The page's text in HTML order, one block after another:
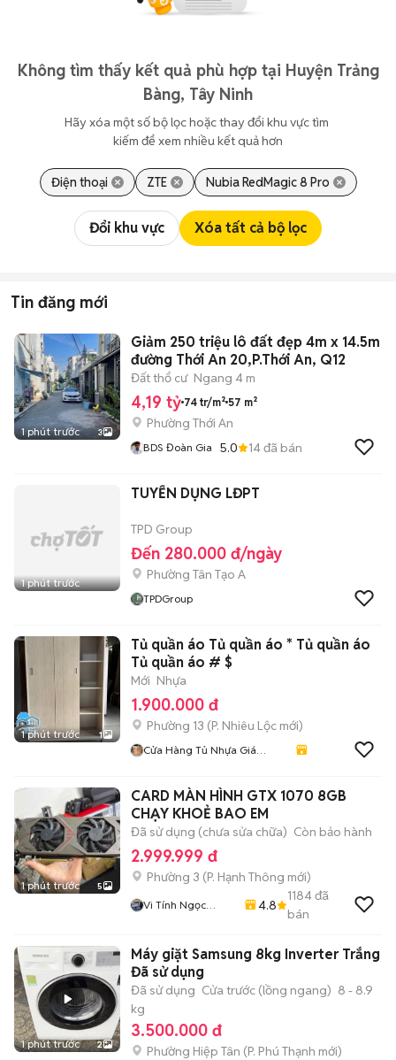
Không tìm thấy kết quả phù hợp tại Huyện Trảng
Bàng, Tây Ninh
Hãy xóa một số bộ lọc hoặc thay đổi khu vực tìm
kiếm để xem nhiều kết quả hơn
Điện thoại ZTE Nubia RedMagic 8 Pro
Đổi khu vực Xóa tất cả bộ lọc
Tin đăng mới
1 phút trước 3
Giảm 250 triệu lô đất đẹp 4m x 14.5m
đường Thới An 20,P.Thới An, Q12
Đất thổ cư Ngang 4 m
4,19 tỷ 74 tr/m² 57 m²
Phường Thới An
BDS Đoàn Gia 5.0 14đã bán
1 phút trước
TUYỂN DỤNG LĐPT
TPD Group
Đến 280.000 đ/ngày
Phường Tân Tạo A
TPDGroup
1 phút trước 1
Tủ quần áo Tủ quần áo * Tủ quần áo
Tủ quần áo # $
Mới Nhựa
1.900.000 đ
Phường 13 (P. Nhiêu Lộc mới)
Cửa Hàng Tủ Nhựa Giá
1 phút trước 5
CARD MÀN HÌNH GTX 1070 8GB
CHẠY KHOẺ BAO EM
Đã sử dụng (chưa sửa chữa) Còn bảo hành
2.999.999 đ
Phường 3 (P. Hạnh Thông mới)
Vi Tính Ngọc
4.8
1184đã
bán
1 phút trước 2
Máy giặt Samsung 8kg Inverter Trắng
Đã sử dụng
Đã sử dụng Cửa trước (lồng ngang) 8 - 8.9
kg
3.500.000 đ
Phường Hiệp Tân (P. Phú Thạnh mới)